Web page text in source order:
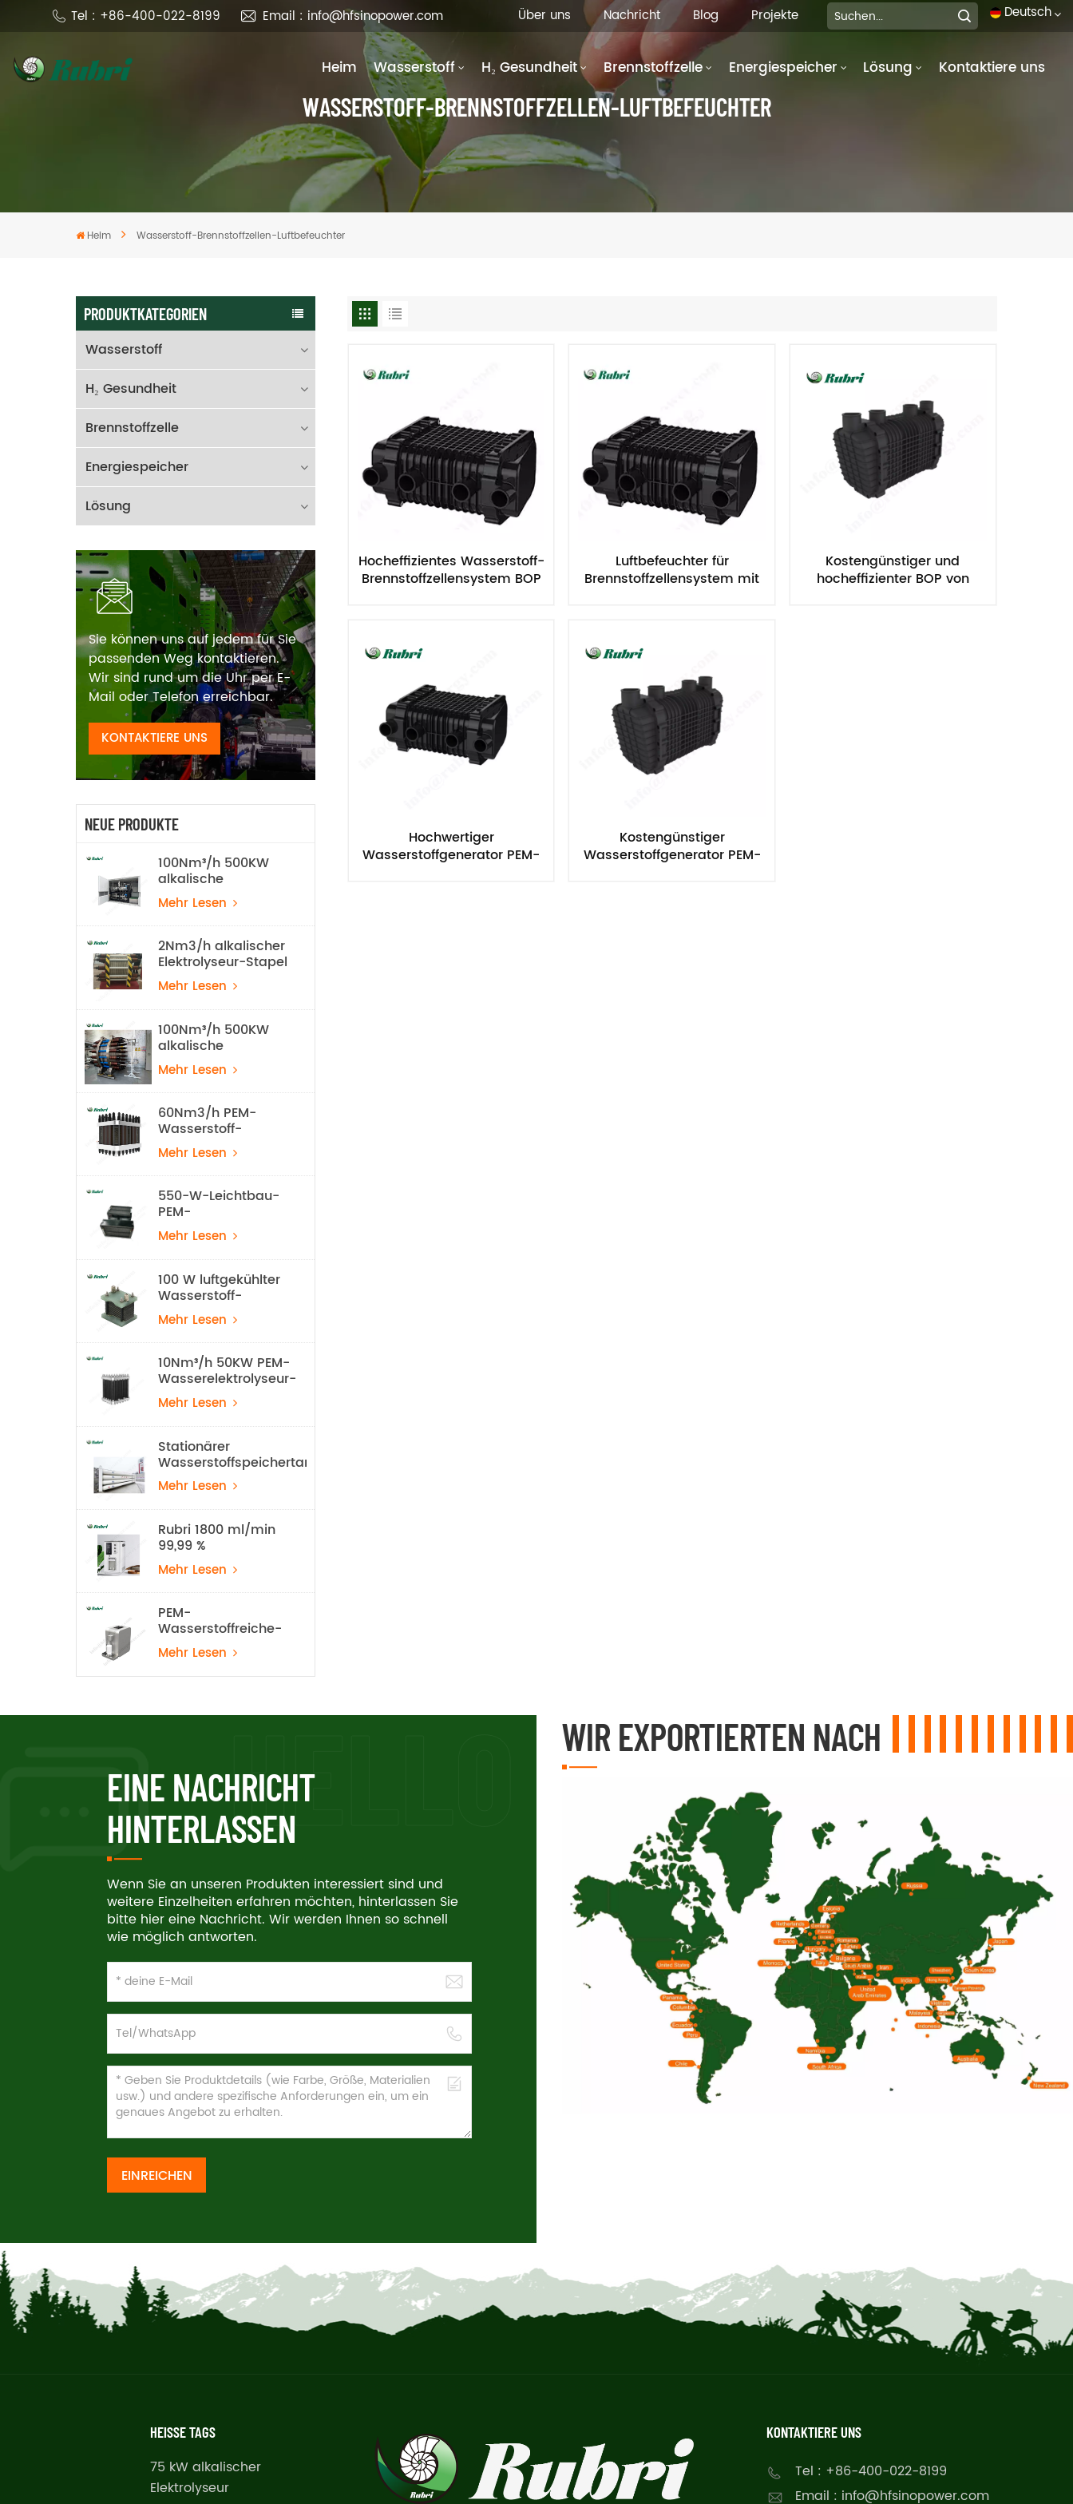
Tel : +86-400-022-8199 Email : info@hfsinopower.com Deutsch
Über uns Nachricht Blog Projekte
Heim Wasserstoff H₂ Gesundheit Brennstoffzelle Energiespeicher Lösung Kontaktiere uns
WASSERSTOFF-BRENNSTOFFZELLEN-LUFTBEFEUCHTER
Heim Wasserstoff-Brennstoffzellen-Luftbefeuchter
PRODUKTKATEGORIEN
Wasserstoff
H₂ Gesundheit
Brennstoffzelle
Energiespeicher
Lösung
Sie können uns auf jedem für Sie
passenden Weg kontaktieren.
Wir sind rund um die Uhr per E-
Mail oder Telefon erreichbar.
KONTAKTIERE UNS
NEUE PRODUKTE
100Nm³/h 500KW
alkalische
Wasserelektrolyse-
Wasserstoff-
Produktionsanlage
Mehr Lesen
2Nm3/h alkalischer
Elektrolyseur-Stapel
Mehr Lesen
100Nm³/h 500KW
alkalische
Wasserstoff-
Wasserelektrolyse-
Ausrüstung
Mehr Lesen
60Nm3/h PEM-
Wasserstoff-
Elektrolyseur-Stapel
Mehr Lesen
550-W-Leichtbau-
PEM-
Wasserstoffbrennstoffzelle
für UAVs
Mehr Lesen
100 W luftgekühlter
Wasserstoff-
Brennstoffzellenstapel
Mehr Lesen
10Nm³/h 50KW PEM-
Wasserelektrolyseur-
Wasserstoff-
Produktionsanlage
Mehr Lesen
Stationärer
Wasserstoffspeichertank
mit 20 MPa
Mehr Lesen
Rubri 1800 ml/min
99,99 %
Wasserstoff-
Inhalationsgerät
Mehr Lesen
PEM-
Wasserstoffreiche-
Wasser-Maschine
Mehr Lesen
Hocheffizientes Wasserstoff-
Brennstoffzellensystem BOP
Luftbefeuchter für
Brennstoffzellensystem mit
Kostengünstiger und
hocheffizienter BOP von
Hochwertiger
Wasserstoffgenerator PEM-
Kostengünstiger
Wasserstoffgenerator PEM-
EINE NACHRICHT
HINTERLASSEN
Wenn Sie an unseren Produkten interessiert sind und
weitere Einzelheiten erfahren möchten, hinterlassen Sie
bitte hier eine Nachricht. Wir werden Ihnen so schnell
wie möglich antworten.
EINREICHEN
WIR EXPORTIERTEN NACH
HEISSE TAGS
75 kW alkalischer
Elektrolyseur
KONTAKTIERE UNS
Tel : +86-400-022-8199
Email : info@hfsinopower.com